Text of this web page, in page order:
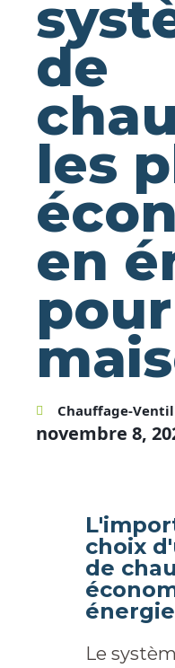
de
les
en
Chauffage-
novembre 8,
choix
de
énergie
Le